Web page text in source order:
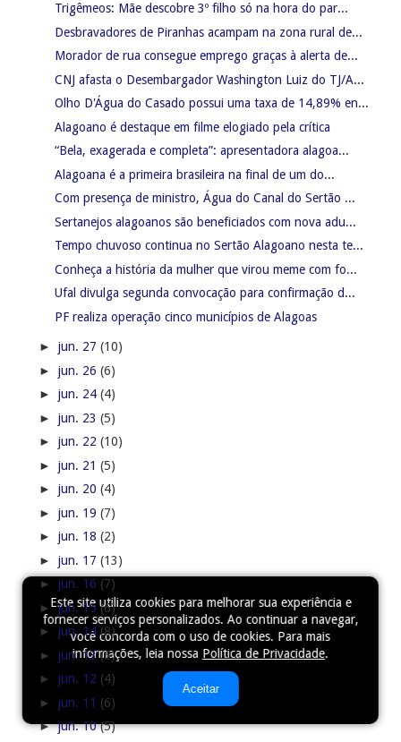
Este site utiliza cookies para melhorar sua experiência e
fornecer serviços personalizados. Ao continuar a navegar,
você concorda com o uso de cookies. Para mais
informações, leia nossa Política de Privacidade.
Aceitar
Trigêmeos: Mãe descobre 3º filho só na hora do par...
Desbravadores de Piranhas acampam na zona rural de...
Morador de rua consegue emprego graças à alerta de...
CNJ afasta o Desembargador Washington Luiz do TJ/A...
Olho D'Água do Casado possui uma taxa de 14,89% en...
Alagoano é destaque em filme elogiado pela crítica
“Bela, exagerada e completa”: apresentadora alagoa...
Alagoana é a primeira brasileira na final de um do...
Com presença de ministro, Água do Canal do Sertão ...
Sertanejos alagoanos são beneficiados com nova adu...
Tempo chuvoso continua no Sertão Alagoano nesta te...
Conheça a história da mulher que virou meme com fo...
Ufal divulga segunda convocação para confirmação d...
PF realiza operação cinco municípios de Alagoas
► jun. 27 (10)
► jun. 26 (6)
► jun. 24 (4)
► jun. 23 (5)
► jun. 22 (10)
► jun. 21 (5)
► jun. 20 (4)
► jun. 19 (7)
► jun. 18 (2)
► jun. 17 (13)
► jun. 16 (7)
►jun. 15(6)
► jun. 14 (8)
► jun. 13(6)
► jun. 12 (4)
► jun. 11 (6)
►jun. 10(5)